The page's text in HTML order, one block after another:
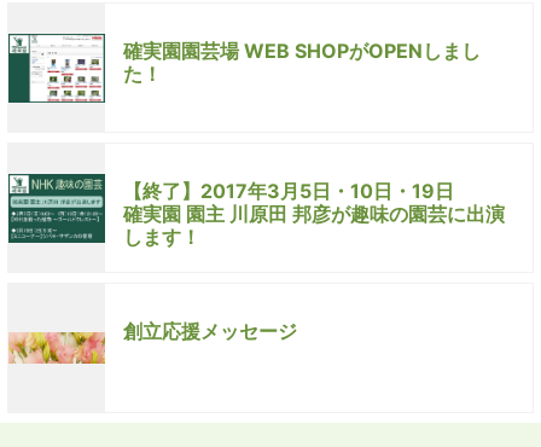
確実園園芸場 WEB SHOPがOPENしまし
た！
【終了】2017年3月5日・10日・19日
確実園 園主 川原田 邦彦が趣味の園芸に出演
します！
創立応援メッセージ